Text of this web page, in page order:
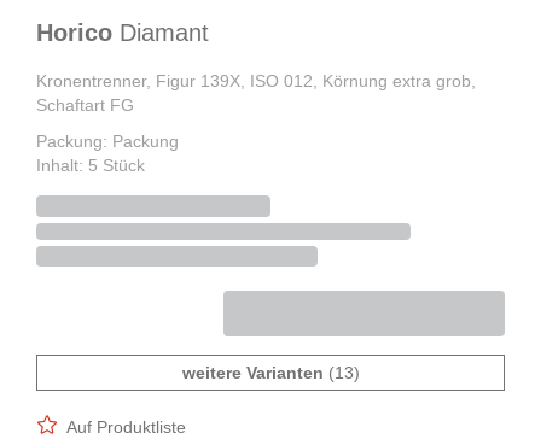
Horico Diamant
Kronentrenner, Figur 139X, ISO 012, Körnung extra grob,
Schaftart FG
Packung: Packung
Inhalt: 5 Stück
weitere Varianten (13)
Auf Produktliste